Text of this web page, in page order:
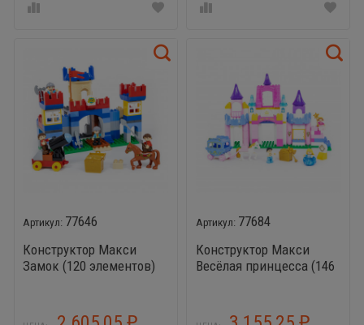
77646
Конструктор Макси
Замок (120 элементов)
₽
77684
Конструктор Макси
Весёлая принцесса (146
₽